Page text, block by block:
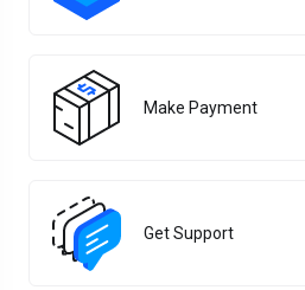
Make Payment
Get Support